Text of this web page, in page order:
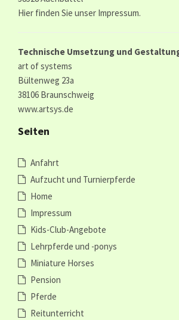
Hier finden Sie unser Impressum.
Technische Umsetzung und
art of systems
Bültenweg 23a
38106 Braunschweig
www.artsys.de
Seiten
Anfahrt
Aufzucht und Turnierpferde
Home
Impressum
Kids-Club-Angebote
Lehrpferde und -ponys
Miniature Horses
Pension
Pferde
Reitunterricht